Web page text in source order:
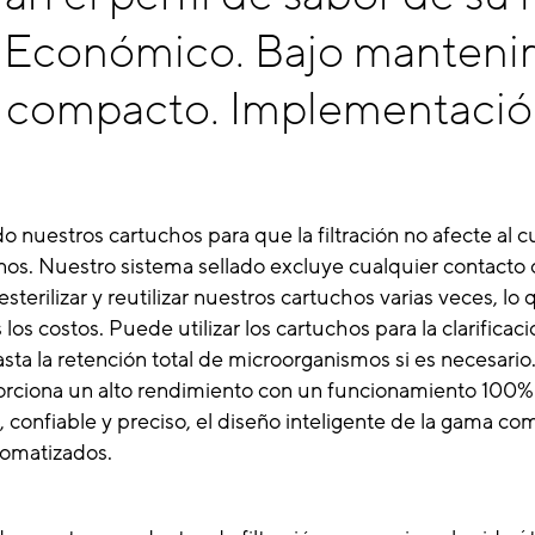
Bajo
nuestros cartuchos para que la filtración no afecte al
Nuestro sistema sellado excluye cualquier contacto
y reutilizar nuestros cartuchos varias veces, lo
costos. Puede utilizar los cartuchos para la
la retención total de microorganismos si es
un alto rendimiento con un funcionamiento
confiable y preciso, el diseño inteligente de la gama